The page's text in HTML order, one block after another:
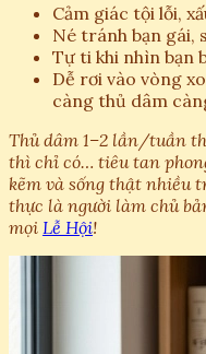
Cảm giác tội lỗi,
Né tránh bạn gái,
Tự ti khi nhìn bạn
Dễ rơi vào vòng
càng thủ dâm
Thủ dâm 1–2 lần/tuần
thì chỉ có… tiêu tan
kẽm và sống thật nhiều
thực là người làm chủ
mọi Lễ Hội!